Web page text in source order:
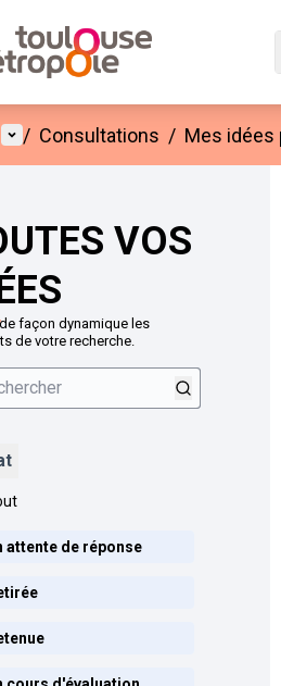
Menu principal
/ Consultations / Mes idées
VOS
façon dynamique les
de votre recherche.
attente de réponse